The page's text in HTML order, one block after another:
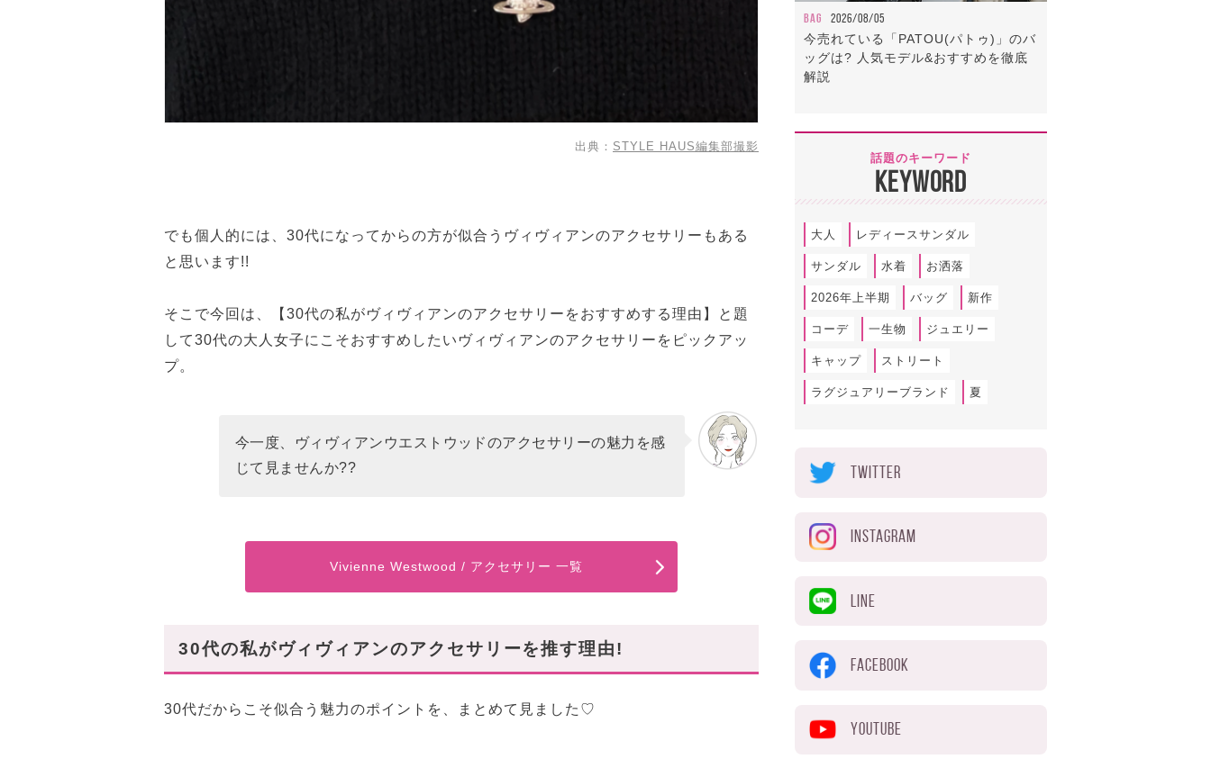
出典： STYLE HAUS編集部撮影
でも個人的には、30代になってからの方が似合うヴィヴィアンのアクセサリーもある
と思います!!
そこで今回は、【30代の私がヴィヴィアンのアクセサリーをおすすめする理由】と題
して30代の大人女子にこそおすすめしたいヴィヴィアンのアクセサリーをピックアッ
プ。
今一度、ヴィヴィアンウエストウッドのアクセサリーの魅力を感
じて見ませんか??
Vivienne Westwood / アクセサリー 一覧
30代の私がヴィヴィアンのアクセサリーを推す理由!
30代だからこそ似合う魅力のポイントを、まとめて見ました♡
BAG 2026/08/05
今売れている「PATOU(パトゥ)」のバ
ッグは? 人気モデル&おすすめを徹底
解説
話題のキーワード
KEYWORD
大人 レディースサンダル
サンダル 水着 お洒落
2026年上半期 バッグ 新作
コーデ 一生物 ジュエリー
キャップ ストリート
ラグジュアリーブランド 夏
TWITTER
INSTAGRAM
LINE
FACEBOOK
YOUTUBE